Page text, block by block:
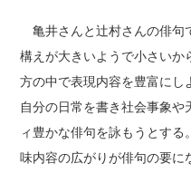
亀井さんと辻村さんの俳句
構えが大きいようで小さいか
方の中で表現内容を豊富にし
自分の日常を書き社会事象
ィ豊かな俳句を詠もうとす
味内容の広がりが俳句の要に